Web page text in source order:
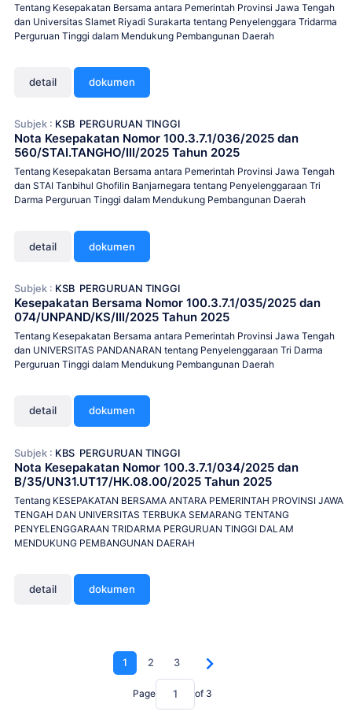
Tentang Kesepakatan Bersama antara Pemerintah Provinsi Jawa Tengah
dan Universitas Slamet Riyadi Surakarta tentang Penyelenggara Tridarma
Perguruan Tinggi dalam Mendukung Pembangunan Daerah
detail dokumen
Subjek : KSB PERGURUAN TINGGI
Nota Kesepakatan Nomor 100.3.7.1/036/2025 dan
560/STAI.TANGHO/III/2025 Tahun 2025
Tentang Kesepakatan Bersama antara Pemerintah Provinsi Jawa Tengah
dan STAI Tanbihul Ghofilin Banjarnegara tentang Penyelenggaraan Tri
Darma Perguruan Tinggi dalam Mendukung Pembangunan Daerah
detail dokumen
Subjek : KSB PERGURUAN TINGGI
Kesepakatan Bersama Nomor 100.3.7.1/035/2025 dan
074/UNPAND/KS/III/2025 Tahun 2025
Tentang Kesepakatan Bersama antara Pemerintah Provinsi Jawa Tengah
dan UNIVERSITAS PANDANARAN tentang Penyelenggaraan Tri Darma
Perguruan Tinggi dalam Mendukung Pembangunan Daerah
detail dokumen
Subjek : KBS PERGURUAN TINGGI
Nota Kesepakatan Nomor 100.3.7.1/034/2025 dan
B/35/UN31.UT17/HK.08.00/2025 Tahun 2025
Tentang KESEPAKATAN BERSAMA ANTARA PEMERINTAH PROVINSI JAWA
TENGAH DAN UNIVERSITAS TERBUKA SEMARANG TENTANG
PENYELENGGARAAN TRIDARMA PERGURUAN TINGGI DALAM
MENDUKUNG PEMBANGUNAN DAERAH
detail dokumen
1 2 3
Page of 3